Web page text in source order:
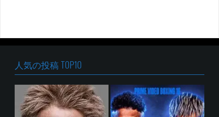
人気の投稿 TOP10